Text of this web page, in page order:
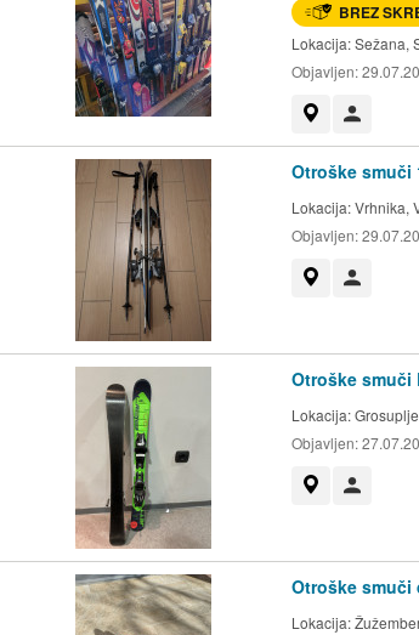
BREZ
Lokacija:Sežana,
Objavljen:
Otroške smuči
Lokacija:Vrhnika,
Objavljen:
Otroške smuči
Lokacija:
Objavljen:
Otroške smuči
Lokacija: